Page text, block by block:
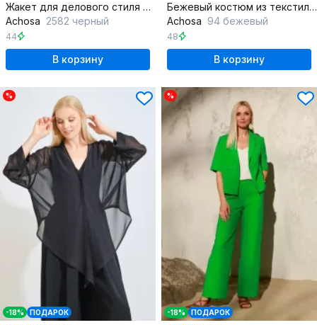
Жакет для делового стиля демисезонный из текстиля
Achosa 2582 черный
44
В корзину
Бежевый костюм из текстиля с брюками и кардиганом
Achosa 94 бежевый
48
В корзину
%
-18% ПОДАРОК
%
-18% ПОДАРОК